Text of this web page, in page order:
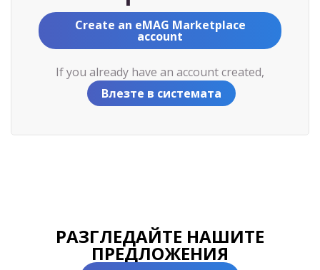
Create an eMAG Marketplace
account
If you already have an account created,
Влезте в системата
РАЗГЛЕДАЙТЕ НАШИТЕ
ПРЕДЛОЖЕНИЯ